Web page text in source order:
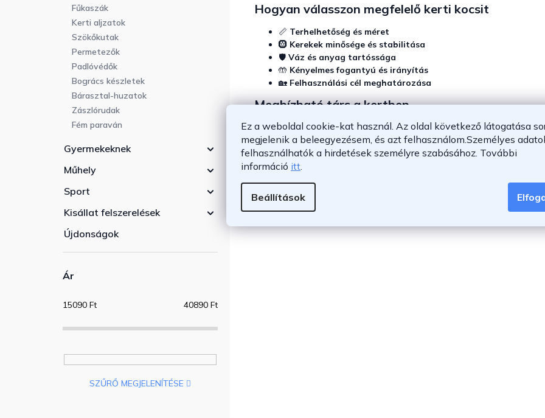
Ez a weboldal cookie-kat használ. Az oldal következő látogatása
megjelenik a beleegyezésem, és azt felhasználom.Személyes
felhasználhatók a hirdetések személyre szabásához. További
információ itt.
Beállítások
Fűkaszák
Kerti aljzatok
Szökőkutak
Permetezők
Padlóvédők
Bogrács készletek
Bárasztal-huzatok
Zászlórudak
Fém paraván
Gyermekeknek
Műhely
Sport
Kisállat felszerelések
Újdonságok
Ár
15090 Ft 40890 Ft
SZŰRŐ MEGJELENÍTÉSE
Hogyan válasszon megfelelő kerti kocsit
📏 Terhelhetőség és méret
🛞 Kerekek minősége és stabilitása
🛡️ Váz és anyag tartóssága
🤲 Kényelmes fogantyú és irányítás
🏡 Felhasználási cél meghatározása
Megbízható társ a kertben
Legyen szó könnyűkerti kocsihasználatról vagy nagyobb terhelésről, a
munkát. A stabil szerkezet, a praktikus kialakítás és a sokoldalú
eszközzé válnak. Válassza az igényeinek megfelelő modellt, és tegye